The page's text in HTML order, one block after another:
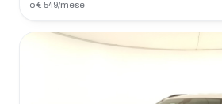
o € 549/mese